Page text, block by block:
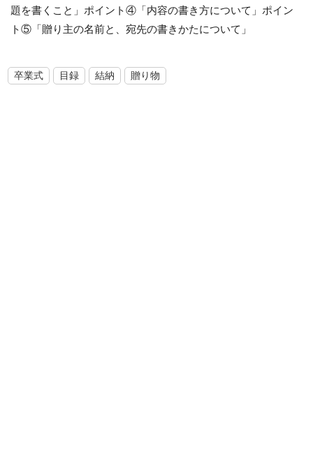
題を書くこと」ポイント④「内容の書き方について」ポイン
ト⑤「贈り主の名前と、宛先の書きかたについて」
卒業式 目録 結納 贈り物